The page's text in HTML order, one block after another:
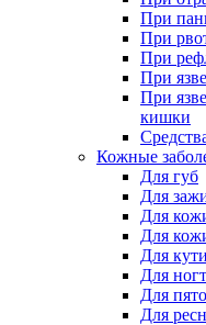
При
При
При
При
При
кишки
Кожные
Для губ
Для
Для
Для
Для
Для
Для
Для